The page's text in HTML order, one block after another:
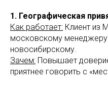
1. Географическая
Как работает: Клиент из
московскому
новосибирскому.
Зачем: Повышает
приятнее говорить с